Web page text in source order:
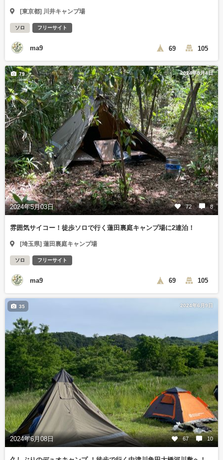
[東京都] 川井キャンプ場
ソロ フリーサイト
ma9 69 105
2024年5月4日
2024年5月03日 72 8
79
雰囲気サイコー！徒歩ソロで行く蓮田裏庭キャンプ場に2連泊！
[埼玉県] 蓮田裏庭キャンプ場
ソロ フリーサイト
ma9 69 105
2024年6月9日
2024年6月08日 67 10
35